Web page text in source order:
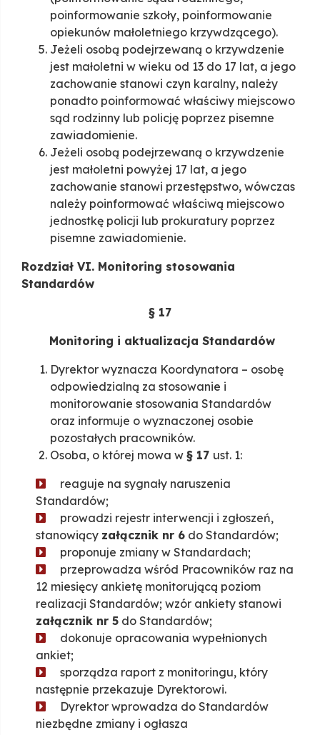
poinformowanie szkoły, poinformowanie
opiekunów małoletniego krzywdzącego).
Jeżeli osobą podejrzewaną o krzywdzenie
jest małoletni w wieku od 13 do 17 lat, a jego
zachowanie stanowi czyn karalny, należy
ponadto poinformować właściwy miejscowo
sąd rodzinny lub policję poprzez pisemne
zawiadomienie.
Jeżeli osobą podejrzewaną o krzywdzenie
jest małoletni powyżej 17 lat, a jego
zachowanie stanowi przestępstwo, wówczas
należy poinformować właściwą miejscowo
jednostkę policji lub prokuratury poprzez
pisemne zawiadomienie.
Rozdział VI. Monitoring stosowania
Standardów
§ 17
Monitoring i aktualizacja Standardów
Dyrektor wyznacza Koordynatora – osobę
odpowiedzialną za stosowanie i
monitorowanie stosowania Standardów
oraz informuje o wyznaczonej osobie
pozostałych pracowników.
Osoba, o której mowa w § 17 ust. 1:
reaguje na sygnały naruszenia
Standardów;
prowadzi rejestr interwencji i zgłoszeń,
stanowiący załącznik nr 6 do Standardów;
proponuje zmiany w Standardach;
przeprowadza wśród Pracowników raz na
12 miesięcy ankietę monitorującą poziom
realizacji Standardów; wzór ankiety stanowi
załącznik nr 5 do Standardów;
dokonuje opracowania wypełnionych
ankiet;
sporządza raport z monitoringu, który
następnie przekazuje Dyrektorowi.
Dyrektor wprowadza do Standardów
niezbędne zmiany i ogłasza